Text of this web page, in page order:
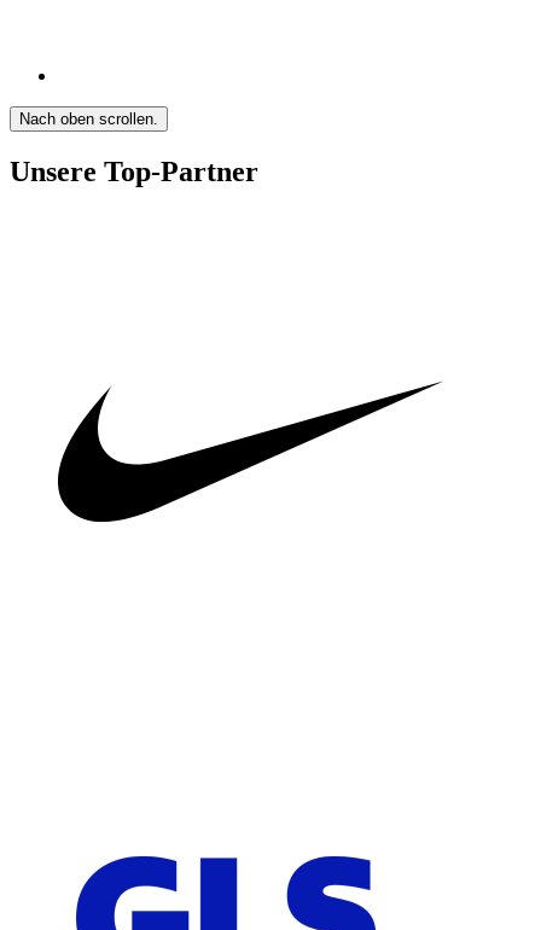
Nach oben scrollen.
Unsere Top-Partner